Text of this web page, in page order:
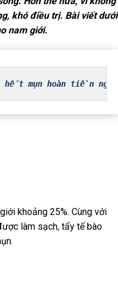
khó điều trị. Bài viết dưới
nam giới.
mụn hoàn tiền ngay.
khoảng 25%. Cùng với
làm sạch, tẩy tế bào